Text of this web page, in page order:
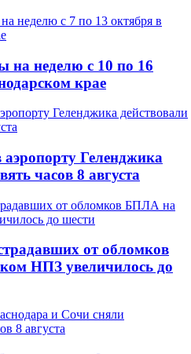
на неделю с 10 по 16
крае
Геленджика
часов 8 августа
от обломков
НПЗ увеличилось до